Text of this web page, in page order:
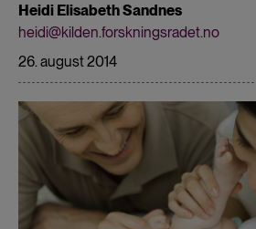
Heidi Elisabeth Sandnes
heidi@kilden.forskningsradet.no
26. august 2014